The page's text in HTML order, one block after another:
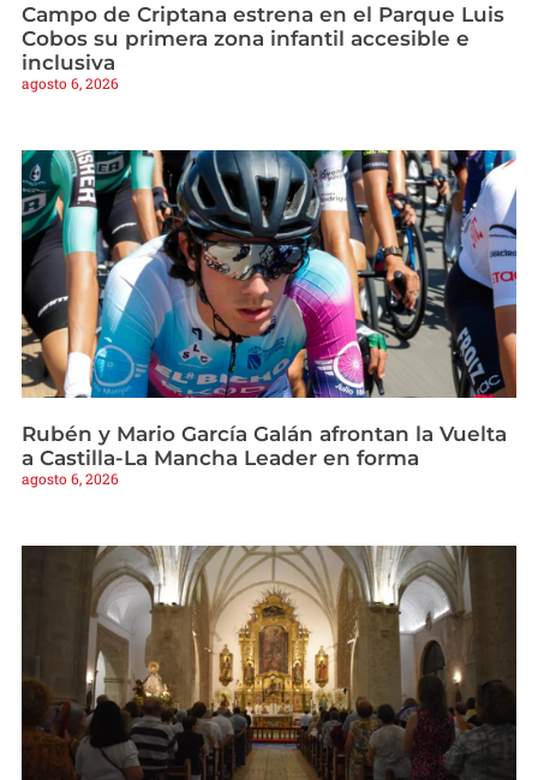
Campo de Criptana estrena en el Parque Luis
Cobos su primera zona infantil accesible e
inclusiva
agosto 6, 2026
Rubén y Mario García Galán afrontan la Vuelta
a Castilla-La Mancha Leader en forma
agosto 6, 2026